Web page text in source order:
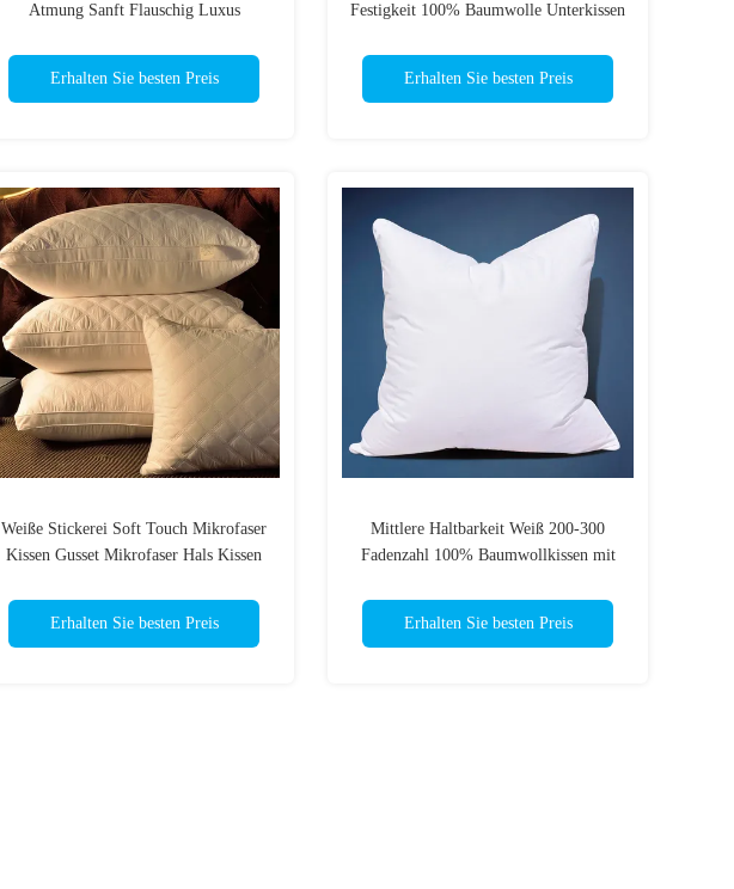
Atmung Sanft Flauschig Luxus
Erhalten Sie besten Preis
Festigkeit 100% Baumwolle Unterkissen
Erhalten Sie besten Preis
Weiße Stickerei Soft Touch Mikrofaser
Kissen Gusset Mikrofaser Hals Kissen
Erhalten Sie besten Preis
Mittlere Haltbarkeit Weiß 200-300
Fadenzahl 100% Baumwollkissen mit
Erhalten Sie besten Preis